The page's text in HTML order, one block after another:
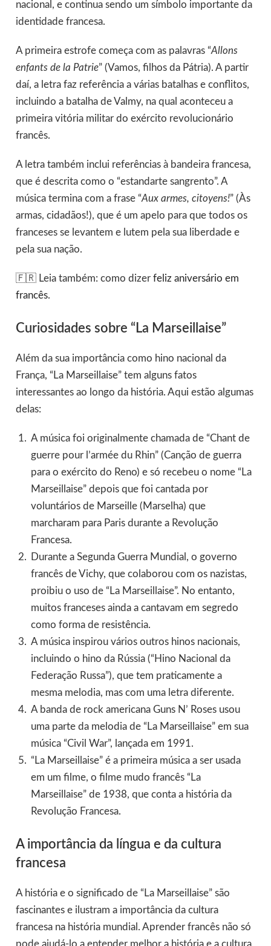
nacional, e continua sendo um símbolo importante da
identidade francesa.
A primeira estrofe começa com as palavras “Allons
enfants de la Patrie” (Vamos, filhos da Pátria). A partir
daí, a letra faz referência a várias batalhas e conflitos,
incluindo a batalha de Valmy, na qual aconteceu a
primeira vitória militar do exército revolucionário
francês.
A letra também inclui referências à bandeira francesa,
que é descrita como o “estandarte sangrento”. A
música termina com a frase “Aux armes, citoyens!” (Às
armas, cidadãos!), que é um apelo para que todos os
franceses se levantem e lutem pela sua liberdade e
pela sua nação.
🇫🇷 Leia também: como dizer feliz aniversário em
francês.
Curiosidades sobre “La Marseillaise”
Além da sua importância como hino nacional da
França, “La Marseillaise” tem alguns fatos
interessantes ao longo da história. Aqui estão algumas
delas:
A música foi originalmente chamada de “Chant de
guerre pour l’armée du Rhin” (Canção de guerra
para o exército do Reno) e só recebeu o nome “La
Marseillaise” depois que foi cantada por
voluntários de Marseille (Marselha) que
marcharam para Paris durante a Revolução
Francesa.
Durante a Segunda Guerra Mundial, o governo
francês de Vichy, que colaborou com os nazistas,
proibiu o uso de “La Marseillaise”. No entanto,
muitos franceses ainda a cantavam em segredo
como forma de resistência.
A música inspirou vários outros hinos nacionais,
incluindo o hino da Rússia (“Hino Nacional da
Federação Russa”), que tem praticamente a
mesma melodia, mas com uma letra diferente.
A banda de rock americana Guns N’ Roses usou
uma parte da melodia de “La Marseillaise” em sua
música “Civil War”, lançada em 1991.
“La Marseillaise” é a primeira música a ser usada
em um filme, o filme mudo francês “La
Marseillaise” de 1938, que conta a história da
Revolução Francesa.
A importância da língua e da cultura
francesa
A história e o significado de “La Marseillaise” são
fascinantes e ilustram a importância da cultura
francesa na história mundial. Aprender francês não só